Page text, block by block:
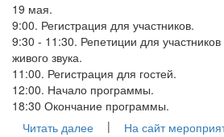
19 мая.
9:00. Регистрация для участников.
9:30 - 11:30. Репетиции для участников
живого звука.
11:00. Регистрация для гостей.
12:00. Начало программы.
18:30 Окончание программы.
Читать далее
|
На сайт